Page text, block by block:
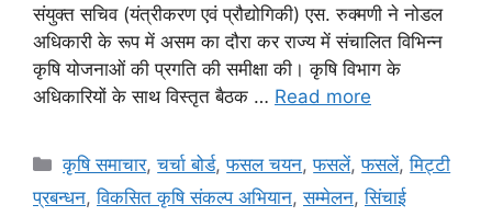
संयुक्त सचिव (यंत्रीकरण एवं प्रौद्योगिकी) एस. रुक्मणी ने नोडल
अधिकारी के रूप में असम का दौरा कर राज्य में संचालित विभिन्न
कृषि योजनाओं की प्रगति की समीक्षा की। कृषि विभाग के
अधिकारियों के साथ विस्तृत बैठक … Read more
कृषि समाचार,चर्चा बोर्ड,फसल चयन,फसलें,फसलें,मि‌ट्टी
प्रबन्धन,विकसित कृषि संकल्प अभियान,सम्मेलन,सिंचाई